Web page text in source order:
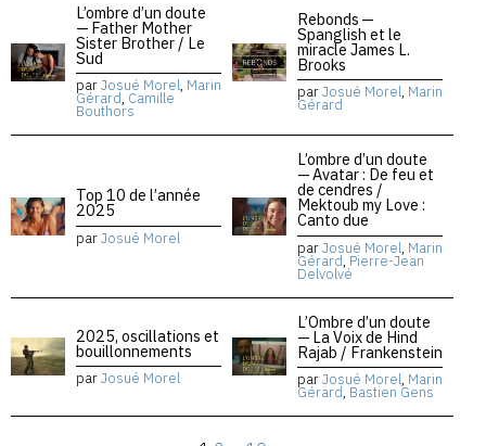
L’ombre d’un doute
— Father Mother
Sister Brother / Le
Sud
parJosué Morel, Marin
Gérard, Camille
Bouthors
Rebonds —
Spanglish et le
miracle James L.
Brooks
parJosué Morel, Marin
Gérard
Top 10 de l’année
2025
parJosué Morel
L’ombre d’un doute
— Avatar : De feu et
de cendres /
Mektoub my Love :
Canto due
parJosué Morel, Marin
Gérard, Pierre-Jean
Delvolvé
2025, oscillations et
bouillonnements
parJosué Morel
L’Ombre d’un doute
— La Voix de Hind
Rajab / Frankenstein
parJosué Morel, Marin
Gérard, Bastien Gens